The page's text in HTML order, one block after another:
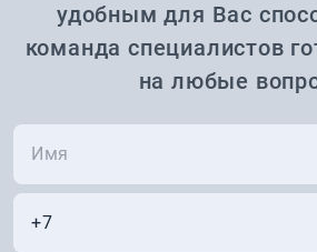
удобным для Вас
команда специалистов
на любые